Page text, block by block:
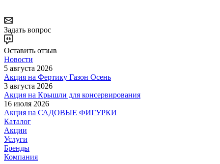
Задать вопрос
Оставить отзыв
Новости
5 августа 2026
Акция на Фертику Газон Осень
3 августа 2026
Акция на Крышли для консервирования
16 июля 2026
Акция на САДОВЫЕ ФИГУРКИ
Каталог
Акции
Услуги
Бренды
Компания